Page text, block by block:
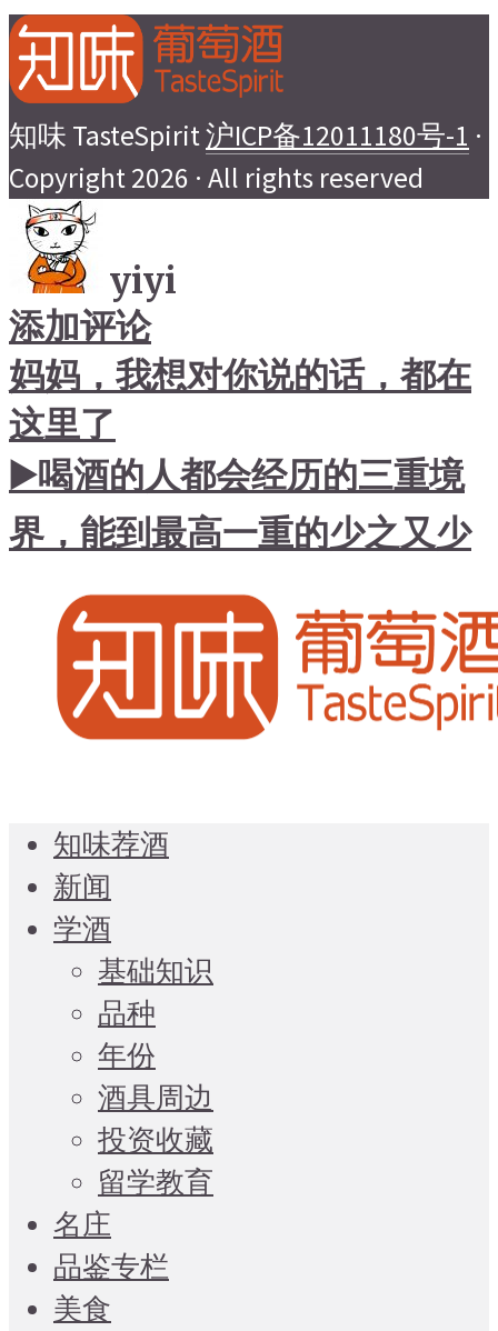
知味 TasteSpirit沪ICP备12011180号-1 ·
Copyright 2026 · All rights reserved
yiyi
添加评论
妈妈，我想对你说的话，都在
这里了
▶️喝酒的人都会经历的三重境
界，能到最高一重的少之又少
知味荐酒
新闻
学酒
基础知识
品种
年份
酒具周边
投资收藏
留学教育
名庄
品鉴专栏
美食